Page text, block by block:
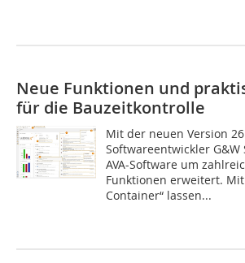
Neue Funktionen und
für die Bauzeitkontrolle
Mit der neuen Version
Softwareentwickler G&W
AVA-Software um
Funktionen erweitert. Mit
Container“ lassen...